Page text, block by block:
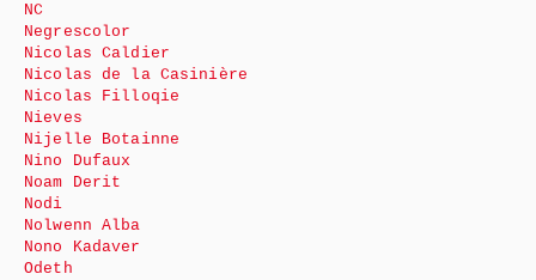
NC
Negrescolor
Nicolas Caldier
Nicolas de la Casinière
Nicolas Filloqie
Nieves
Nijelle Botainne
Nino Dufaux
Noam Derit
Nodi
Nolwenn Alba
Nono Kadaver
Odeth